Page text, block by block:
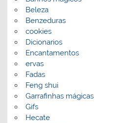
Beleza
Benzeduras
cookies
Dicionarios
Encantamentos
ervas
Fadas
Feng shui
Garrafinhas mágicas
Gifs
Hecate